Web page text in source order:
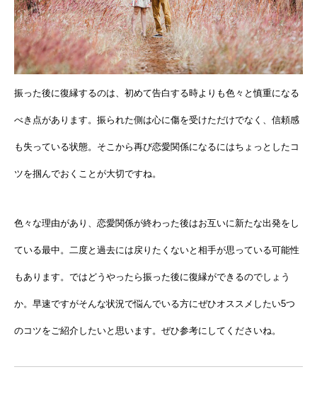
振った後に復縁するのは、初めて告白する時よりも色々と慎重になる
べき点があります。振られた側は心に傷を受けただけでなく、信頼感
も失っている状態。そこから再び恋愛関係になるにはちょっとしたコ
ツを掴んでおくことが大切ですね。
色々な理由があり、恋愛関係が終わった後はお互いに新たな出発をし
ている最中。二度と過去には戻りたくないと相手が思っている可能性
もあります。ではどうやったら振った後に復縁ができるのでしょう
か。早速ですがそんな状況で悩んでいる方にぜひオススメしたい5つ
のコツをご紹介したいと思います。ぜひ参考にしてくださいね。